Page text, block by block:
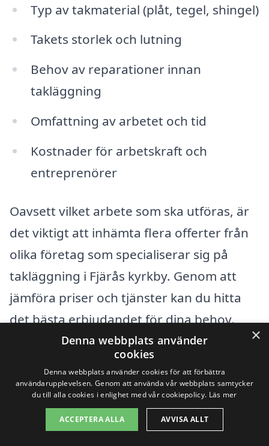
Typ av takmaterial (plåt, tegel, shingel)
Takets storlek och lutning
Behov av reparationer innan
takläggning
Omfattning av arbetet och tid
Kostnader för arbetskraft och
entreprenörer
Oavsett vilket arbete som ska utföras, är
det viktigt att inhämta flera offerter från
olika företag som specialiserar sig på
takläggning i Fjärås kyrkby. Genom att
jämföra priser och tjänster kan du hitta
det bästa erbjudandet för dina behov.
Dessutom, kontrollera företagets
referenser och omdömen för att
säkerställa att de har ett gott rykte och
erfarenhet inom takläggning.
×
Denna webbplats använder
cookies
Denna webbplats använder cookies för att förbättra
användarupplevelsen. Genom att använda vår webbplats samtycker
du till alla cookies i enlighet med vår cookiepolicy. Läs mer
ACCEPTERA ALLA AVVISA ALLT